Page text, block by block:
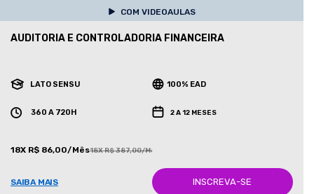
COM VIDEOAULAS
AUDITORIA E CONTROLADORIA FINANCEIRA
LATO SENSU 100% EAD
360 A 720H 2 A 12 MESES
18X R$ 86,00/Mês18X R$ 387,00/Mês
SAIBA MAIS INSCREVA-SE